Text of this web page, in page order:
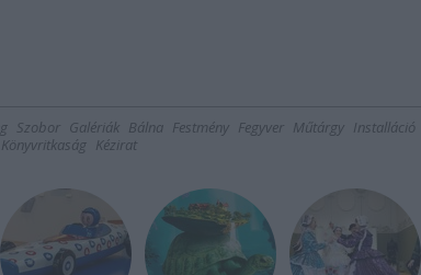
Szobor Galériák Bálna Festmény Fegyver Műtárgy Installáció
Könyvritkaság Kézirat